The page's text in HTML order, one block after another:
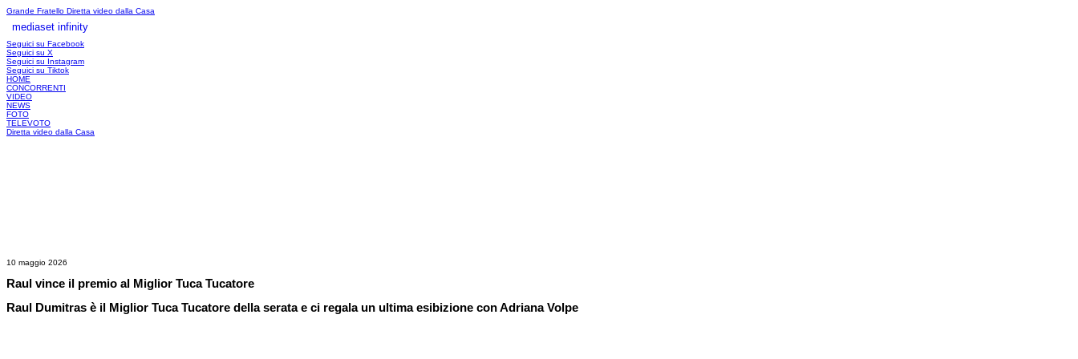
Grande Fratello Diretta video dalla Casa
mediaset infinity
Seguici su Facebook
Seguici su X
Seguici su Instagram
Seguici su Tiktok
HOME
CONCORRENTI
VIDEO
NEWS
FOTO
TELEVOTO
Diretta video dalla Casa
10 maggio 2026
Raul vince il premio al Miglior Tuca Tucatore
Raul Dumitras è il Miglior Tuca Tucatore della serata e ci regala un ultima esibizione con Adriana Volpe